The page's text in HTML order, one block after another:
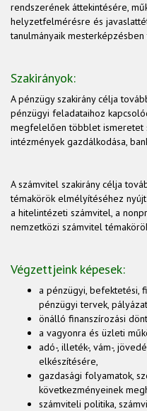
rendszerének áttekintésére,
helyzetfelmérésre és
tanulmányaik
Szakirányok:
A pénzügy szakirány célja
pénzügyi feladataihoz
megfelelően többlet ismeretet
intézmények gazdálkodása,
A számvitel szakirány célja
témakörök elmélyítéséhez
a hitelintézeti számvitel, a
nemzetközi számvitel
Végzettjeink képesek:
a pénzügyi, befektetési,
pénzügyi tervek,
önálló finanszírozási
a vagyonra és üzleti
adó-, illeték-, vám-,
elkészítésére,
gazdasági folyamatok,
következményeinek
számviteli politika,